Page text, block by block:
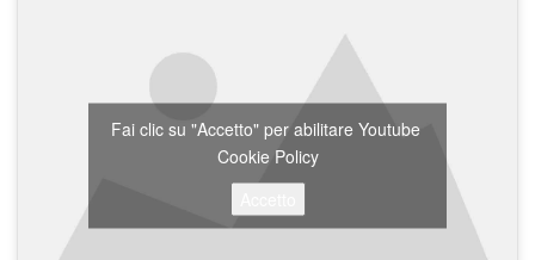
Fai clic su "Accetto" per abilitare Youtube
Cookie Policy